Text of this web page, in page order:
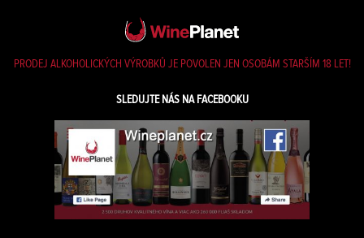
PRODEJ ALKOHOLICKÝCH VÝROBKŮ JE POVOLEN JEN OSOBÁM STARŠÍM 18 LET!
SLEDUJTE NÁS NA FACEBOOKU